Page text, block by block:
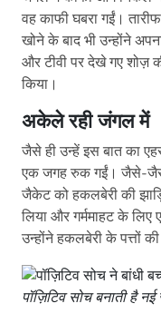
वह काफी घबरा गईं।
खोने के बाद भी उन्होंने
और टीवी पर देखे गए शोज़
किया।
अकेले रही जंगल में
जैसे ही उन्हें इस बात का
एक जगह रुक गईं। जैसे-जैसे
जैकेट को हकलबेरी की
लिया और गर्ममाहट के
उन्होंने हकलबेरी के पत्तों
पॉज़िटिव सोच बनाती है